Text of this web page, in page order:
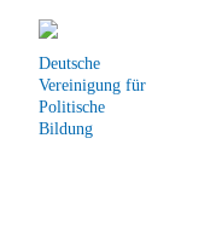
Deutsche
Vereinigung für
Politische
Bildung